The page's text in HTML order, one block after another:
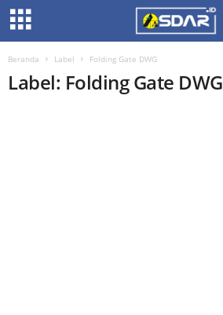
Beranda Label Folding Gate DWG
Label: Folding Gate DWG